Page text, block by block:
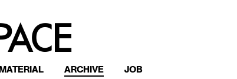
MATERIAL ARCHIVE
JOB